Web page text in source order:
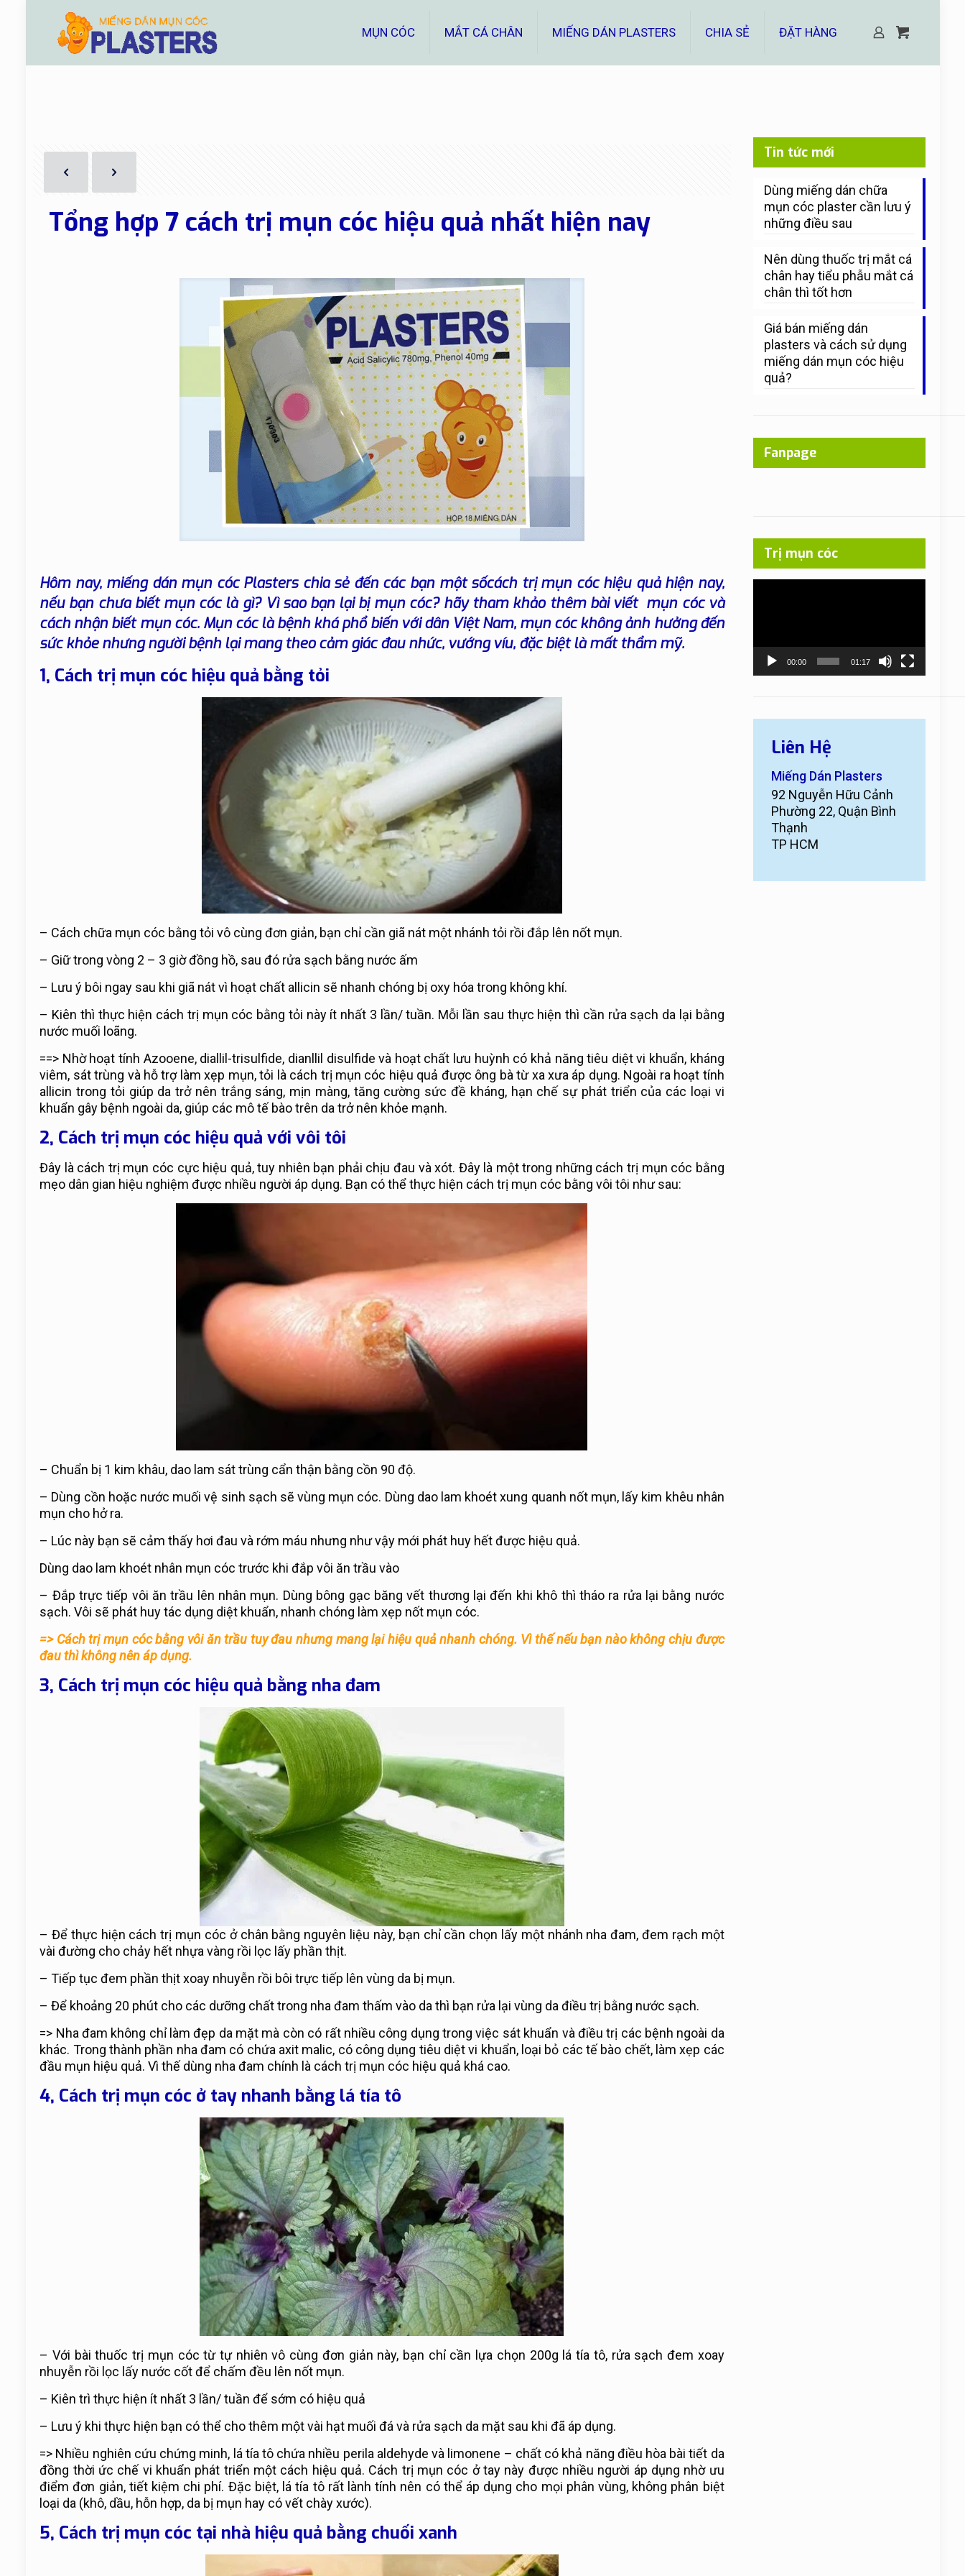
MỤN CÓC MẮT CÁ CHÂN MIẾNG DÁN PLASTERS CHIA SẺ ĐẶT HÀNG
Tổng hợp 7 cách trị mụn cóc hiệu quả nhất hiện nay
Hôm nay, miếng dán mụn cóc Plasters chia sẻ đến các bạn một sốcách trị mụn cóc hiệu quả hiện nay,
nếu bạn chưa biết mụn cóc là gì? Vì sao bạn lại bị mụn cóc? hãy tham khảo thêm bài viết mụn cóc và
cách nhận biết mụn cóc. Mụn cóc là bệnh khá phổ biến với dân Việt Nam, mụn cóc không ảnh hưởng đến
sức khỏe nhưng người bệnh lại mang theo cảm giác đau nhức, vướng víu, đặc biệt là mất thẩm mỹ.
1, Cách trị mụn cóc hiệu quả bằng tỏi
– Cách chữa mụn cóc bằng tỏi vô cùng đơn giản, bạn chỉ cần giã nát một nhánh tỏi rồi đắp lên nốt mụn.
– Giữ trong vòng 2 – 3 giờ đồng hồ, sau đó rửa sạch bằng nước ấm
– Lưu ý bôi ngay sau khi giã nát vì hoạt chất allicin sẽ nhanh chóng bị oxy hóa trong không khí.
– Kiên thì thực hiện cách trị mụn cóc bằng tỏi này ít nhất 3 lần/ tuần. Mỗi lần sau thực hiện thì cần rửa sạch da lại bằng
nước muối loãng.
==> Nhờ hoạt tính Azooene, diallil-trisulfide, dianllil disulfide và hoạt chất lưu huỳnh có khả năng tiêu diệt vi khuẩn, kháng
viêm, sát trùng và hỗ trợ làm xẹp mụn, tỏi là cách trị mụn cóc hiệu quả được ông bà từ xa xưa áp dụng. Ngoài ra hoạt tính
allicin trong tỏi giúp da trở nên trắng sáng, mịn màng, tăng cường sức đề kháng, hạn chế sự phát triển của các loại vi
khuẩn gây bệnh ngoài da, giúp các mô tế bào trên da trở nên khỏe mạnh.
2, Cách trị mụn cóc hiệu quả với vôi tôi
Đây là cách trị mụn cóc cực hiệu quả, tuy nhiên bạn phải chịu đau và xót. Đây là một trong những cách trị mụn cóc bằng
mẹo dân gian hiệu nghiệm được nhiều người áp dụng. Bạn có thể thực hiện cách trị mụn cóc bằng vôi tôi như sau:
– Chuẩn bị 1 kim khâu, dao lam sát trùng cẩn thận bằng cồn 90 độ.
– Dùng cồn hoặc nước muối vệ sinh sạch sẽ vùng mụn cóc. Dùng dao lam khoét xung quanh nốt mụn, lấy kim khêu nhân
mụn cho hở ra.
– Lúc này bạn sẽ cảm thấy hơi đau và rớm máu nhưng như vậy mới phát huy hết được hiệu quả.
Dùng dao lam khoét nhân mụn cóc trước khi đắp vôi ăn trầu vào
– Đắp trực tiếp vôi ăn trầu lên nhân mụn. Dùng bông gạc băng vết thương lại đến khi khô thì tháo ra rửa lại bằng nước
sạch. Vôi sẽ phát huy tác dụng diệt khuẩn, nhanh chóng làm xẹp nốt mụn cóc.
=> Cách trị mụn cóc bằng vôi ăn trầu tuy đau nhưng mang lại hiệu quả nhanh chóng. Vì thế nếu bạn nào không chịu được
đau thì không nên áp dụng.
3, Cách trị mụn cóc hiệu quả bằng nha đam
– Để thực hiện cách trị mụn cóc ở chân bằng nguyên liệu này, bạn chỉ cần chọn lấy một nhánh nha đam, đem rạch một
vài đường cho chảy hết nhựa vàng rồi lọc lấy phần thịt.
– Tiếp tục đem phần thịt xoay nhuyễn rồi bôi trực tiếp lên vùng da bị mụn.
– Để khoảng 20 phút cho các dưỡng chất trong nha đam thấm vào da thì bạn rửa lại vùng da điều trị bằng nước sạch.
=> Nha đam không chỉ làm đẹp da mặt mà còn có rất nhiều công dụng trong việc sát khuẩn và điều trị các bệnh ngoài da
khác. Trong thành phần nha đam có chứa axit malic, có công dụng tiêu diệt vi khuẩn, loại bỏ các tế bào chết, làm xẹp các
đầu mụn hiệu quả. Vì thế dùng nha đam chính là cách trị mụn cóc hiệu quả khá cao.
4, Cách trị mụn cóc ở tay nhanh bằng lá tía tô
– Với bài thuốc trị mụn cóc từ tự nhiên vô cùng đơn giản này, bạn chỉ cần lựa chọn 200g lá tía tô, rửa sạch đem xoay
nhuyễn rồi lọc lấy nước cốt để chấm đều lên nốt mụn.
– Kiên trì thực hiện ít nhất 3 lần/ tuần để sớm có hiệu quả
– Lưu ý khi thực hiện bạn có thể cho thêm một vài hạt muối đá và rửa sạch da mặt sau khi đã áp dụng.
=> Nhiều nghiên cứu chứng minh, lá tía tô chứa nhiều perila aldehyde và limonene – chất có khả năng điều hòa bài tiết da
đồng thời ức chế vi khuẩn phát triển một cách hiệu quả. Cách trị mụn cóc ở tay này được nhiều người áp dụng nhờ ưu
điểm đơn giản, tiết kiệm chi phí. Đặc biệt, lá tía tô rất lành tính nên có thể áp dụng cho mọi phân vùng, không phân biệt
loại da (khô, dầu, hỗn hợp, da bị mụn hay có vết chày xước).
5, Cách trị mụn cóc tại nhà hiệu quả bằng chuối xanh
Tin tức mới
Dùng miếng dán chữa
mụn cóc plaster cần lưu ý
những điều sau
Nên dùng thuốc trị mắt cá
chân hay tiểu phẫu mắt cá
chân thì tốt hơn
Giá bán miếng dán
plasters và cách sử dụng
miếng dán mụn cóc hiệu
quả?
Fanpage
Trị mụn cóc
00:00 01:17
Liên Hệ
Miếng Dán Plasters
92 Nguyễn Hữu Cảnh
Phường 22, Quận Bình
Thạnh
TP HCM